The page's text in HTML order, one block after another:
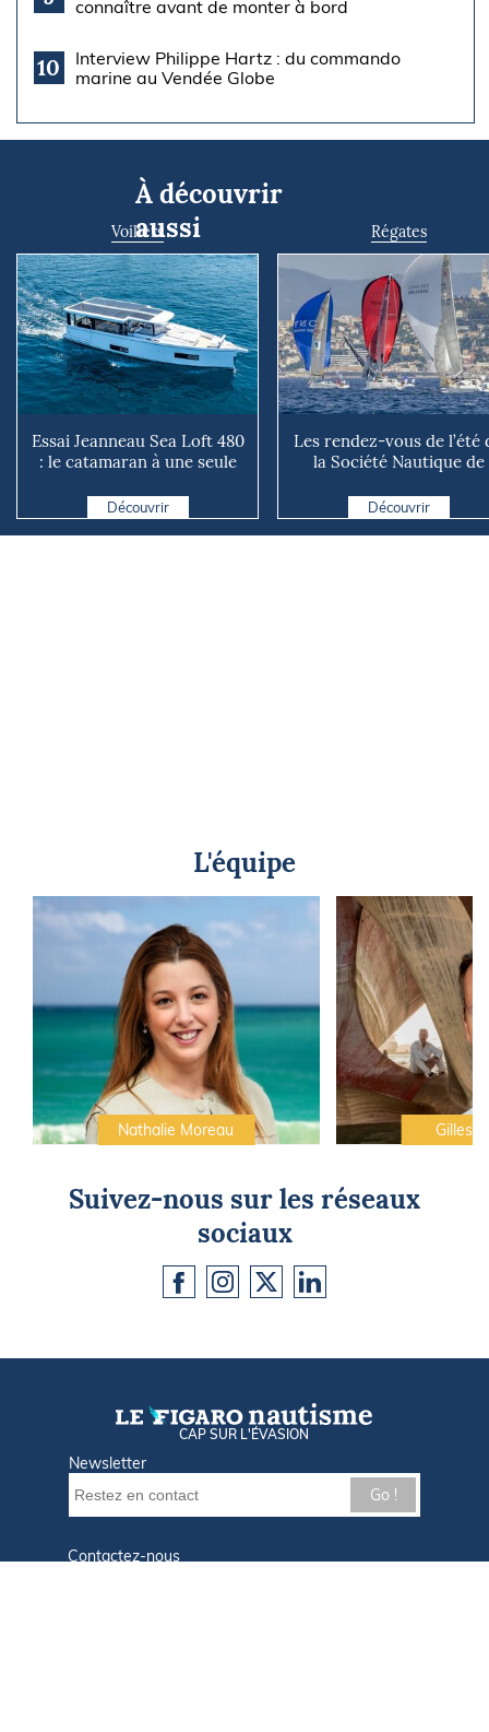
connaître avant de monter à bord
10
Interview Philippe Hartz : du commando
marine au Vendée Globe
À découvrir
aussi
Voiliers
Essai Jeanneau Sea Loft 480
: le catamaran à une seule
Découvrir
Régates
Les rendez-vous de l’été
la Société Nautique de
Découvrir
L'équipe
Nathalie Moreau Gilles
Suivez-nous sur les réseaux
sociaux
CAP SUR L'ÉVASION
Newsletter
Go !
Contactez-nous